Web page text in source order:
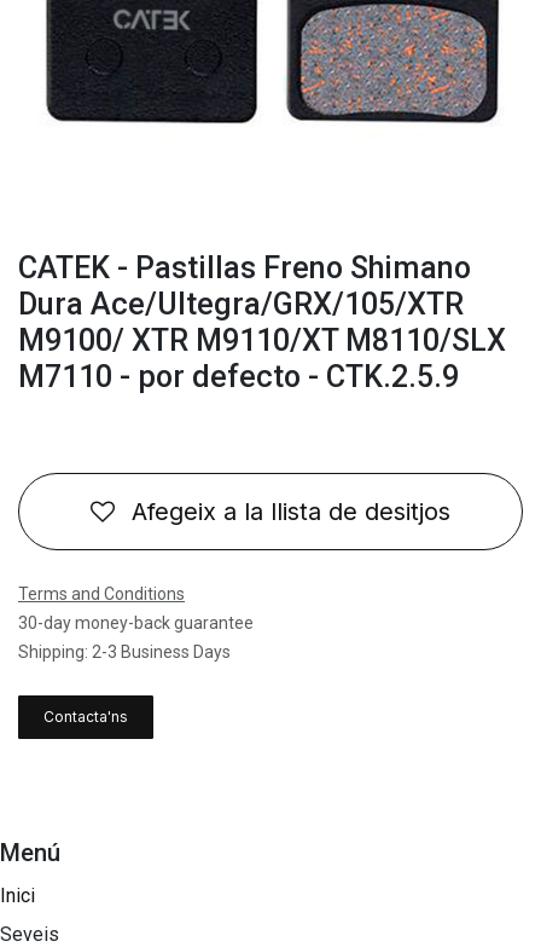
CATEK - Pastillas Freno Shimano
Dura Ace/Ultegra/GRX/105/XTR
M9100/ XTR M9110/XT M8110/SLX
M7110 - por defecto - CTK.2.5.9
Afegeix a la llista de desitjos
Terms and Conditions
30-day money-back guarantee
Shipping: 2-3 Business Days
Contacta'ns
Menú
Inici
Seveis